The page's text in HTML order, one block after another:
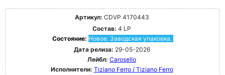
Артикул: CDVP 4170443
Состав: 4 LP
Состояние: Новое. Заводская упаковка.
Дата релиза: 29-05-2026
Лейбл: Carosello
Исполнители: Tiziano Ferro / Tiziano Ferro